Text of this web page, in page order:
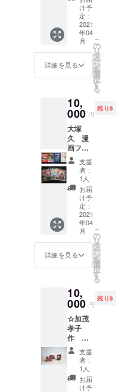
若菜A4
和紙プ
リント
作品1枚
（①~③
れか1点
をお選
サンク
スメー
ル ・会
場エン
トラン
スにて
ご芳名
掲示
（備考
欄にて
掲示用
のお名
前をお
知らせ
くださ
示不要
の方は
くださ
い）
にてご
芳名掲
示(備考
欄にて
掲示用
のお名
前をお
示不要
の方
は、そ
の旨お
書き下
さい。)
ださい)
自費出
版なが
ら２万
部の驚
異的販
売数を
デー
タ」サ
イトの
マップ
集。そ
の増補
版で
す。放
射能汚
染の基
礎的知
識の学
びがで
きるほ
か、都
県別の
汚染状
れた本
です。
ド） ・
サンク
スメー
ル ・会
場エン
トラン
スにて
ご芳名
掲示(備
てご芳
名のお
名前を
お知ら
せくだ
さい。
掲示不
要の方
は、そ
の旨ご
記載く
ださい)
・中筋
純作品
「花咲
く街」
シリー
ルデー
タ３
点。 ＊
備考欄
にて番
号をご
指定く
ださ
い。
け予
定：
2021
年04
月
詳細を見る
こ
の
リ
タ
ー
ン
を
選
択
す
る
10,
000 円
残り9
大塚
久 漫
画フル
セット
もやい
展アー
チス
ト・大
塚久の
10年間
に及ぶ
作品を
セット
で！！
・サン
クス
・会場
エント
ランス
にてご
芳名掲
示(備考
欄にて
ご芳名
のお名
前をお
知らせ
支援
者：
1人
お届
け予
定：
2021
年04
月
詳細を見る
こ
の
リ
タ
ー
ン
を
選
択
す
る
10,
000 円
残り9
☆加茂
孝子
作 和
紙でで
きたオ
リジナ
ルマス
クケー
支援
者：
1人
お届
け予